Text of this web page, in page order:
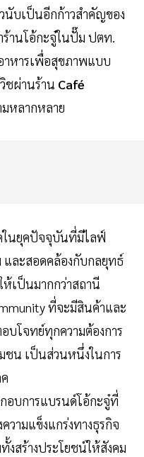
นับเป็นอีกก้าวสำคัญของ
ร้านโอ้กะจู๋ในปั๊ม ปตท.
าหารเพื่อสุขภาพแบบ
ชผ่านร้าน Café
หลากหลาย
ในยุคปัจจุบันที่มีไลฟ์
ละสอดคล้องกับกลยุทธ์
เป็นมากกว่าสถานี
ที่จะมีสินค้าและ
บโจทย์ทุกความต้องการ
ชน เป็นส่วนหนึ่งในการ
อบการแบรนด์โอ้กะจู๋ที่
วามแข็งแกร่งทางธุรกิจ
สร้างประโยชน์ให้สังคม